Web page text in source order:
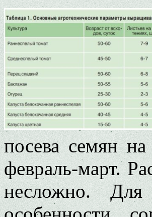
посева семян
февраль-март.
несложно. Для